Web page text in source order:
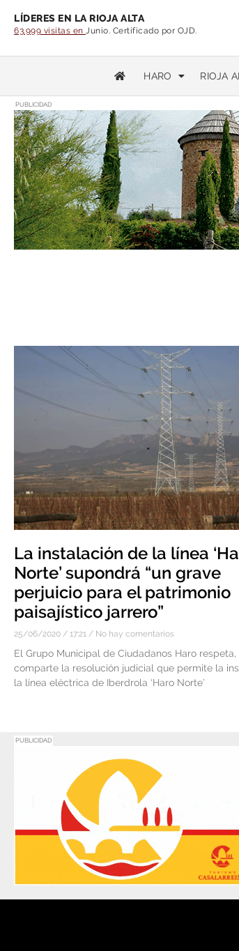
LÍDERES EN LA RIOJA ALTA
63.999 visitas en Junio. Certificado por OJD.
HARO RIOJA
PUBLICIDAD
La instalación de la línea
Norte’ supondrá “un grave
perjuicio para el patrimonio
paisajístico jarrero”
25/06/2020 17:21 No hay comentarios
El Grupo Municipal de Ciudadanos Haro respeta,
comparte la resolución judicial que permite la
la línea eléctrica de Iberdrola ‘Haro Norte’
PUBLICIDAD